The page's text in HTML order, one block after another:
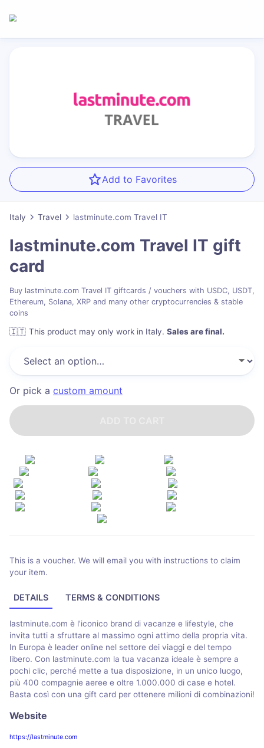
Add to Favorites
Italy Travel lastminute.com Travel IT
lastminute.com Travel IT gift
card
Buy lastminute.com Travel IT giftcards / vouchers with USDC, USDT,
Ethereum, Solana, XRP and many other cryptocurrencies & stable
coins
🇮🇹 This product may only work in Italy. Sales are final.
Or pick a custom amount
This is a voucher. We will email you with instructions to claim
your item.
DETAILS TERMS & CONDITIONS
lastminute.com è l'iconico brand di vacanze e lifestyle, che
invita tutti a sfruttare al massimo ogni attimo della propria vita.
In Europa è leader online nel settore dei viaggi e del tempo
libero. Con lastminute.com la tua vacanza ideale è sempre a
pochi clic, perché mette a tua disposizione, in un unico luogo,
più 400 compagnie aeree e oltre 1.000.000 di case e hotel.
Basta così con una gift card per ottenere milioni di combinazioni!
Website
https://lastminute.com